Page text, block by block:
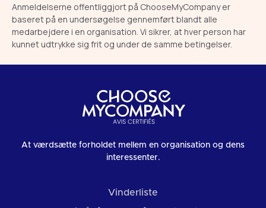
Anmeldelserne offentliggjort på ChooseMyCompany er
baseret på en undersøgelse gennemført blandt alle
medarbejdere i en organisation. Vi sikrer, at hver person har
kunnet udtrykke sig frit og under de samme betingelser.
At værdsætte forholdet mellem en organisation og dens
interessenter.
Vinderliste